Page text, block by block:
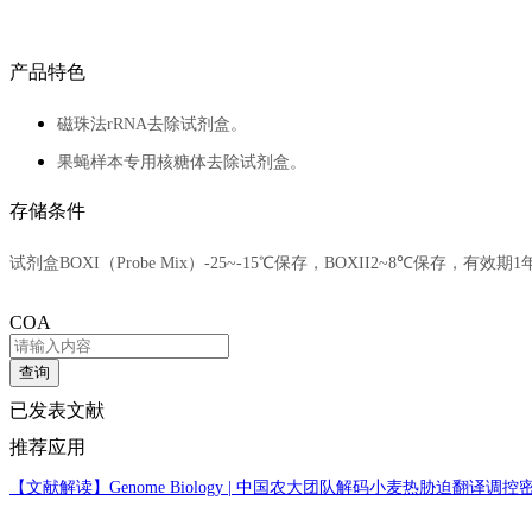
产品特色
磁珠法rRNA去除试剂盒。
果蝇样本专用核糖体去除试剂盒。
存储条件
试剂盒BOXI（Probe Mix）-25~-15℃保存，BOXII2~8℃保存，有效期1年
COA
查询
已发表文献
推荐应用
【文献解读】 Genome Biology | 中国农大团队解码小麦热胁迫翻译调控